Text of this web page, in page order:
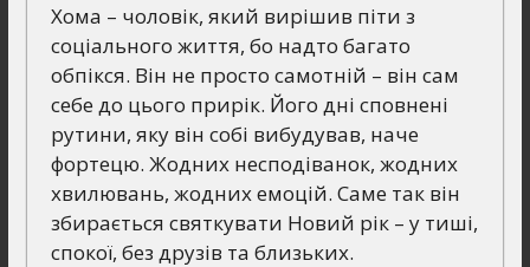
Хома – чоловік, який вирішив піти з
соціального життя, бо надто багато
обпікся. Він не просто самотній – він сам
себе до цього прирік. Його дні сповнені
рутини, яку він собі вибудував, наче
фортецю. Жодних несподіванок, жодних
хвилювань, жодних емоцій. Саме так він
збирається святкувати Новий рік – у тиші,
спокої, без друзів та близьких.